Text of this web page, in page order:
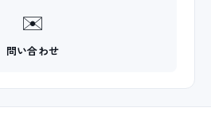
✉️
問い合わせ